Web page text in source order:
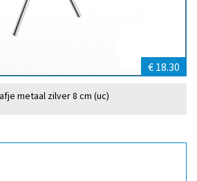
€ 18.30
metaal zilver 8 cm (uc)